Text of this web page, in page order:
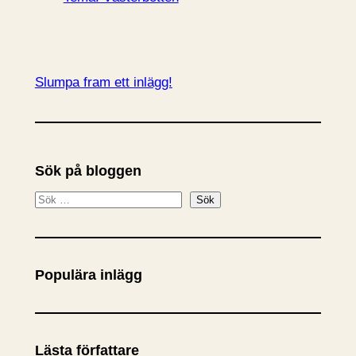
Slumpa fram ett inlägg!
Sök på bloggen
S
k
Sök
Populära inlägg
Lästa författare